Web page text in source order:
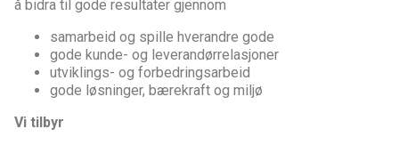
å bidra til gode resultater gjennom
samarbeid og spille hverandre gode
gode kunde- og leverandørrelasjoner
utviklings- og forbedringsarbeid
gode løsninger, bærekraft og miljø
Vi tilbyr